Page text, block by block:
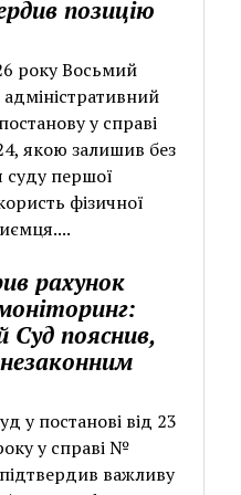
позицію
року Восьмий
у справі
якою залишив без
суду першої
фізичної
рахунок
Суд пояснив,
у постанові від 23
у справі №
важливу